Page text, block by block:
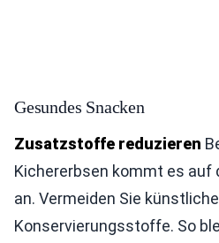
Gesundes Snacken
Zusatzstoffe reduzieren
Kichererbsen kommt es auf
an. Vermeiden Sie
Konservierungsstoffe. So